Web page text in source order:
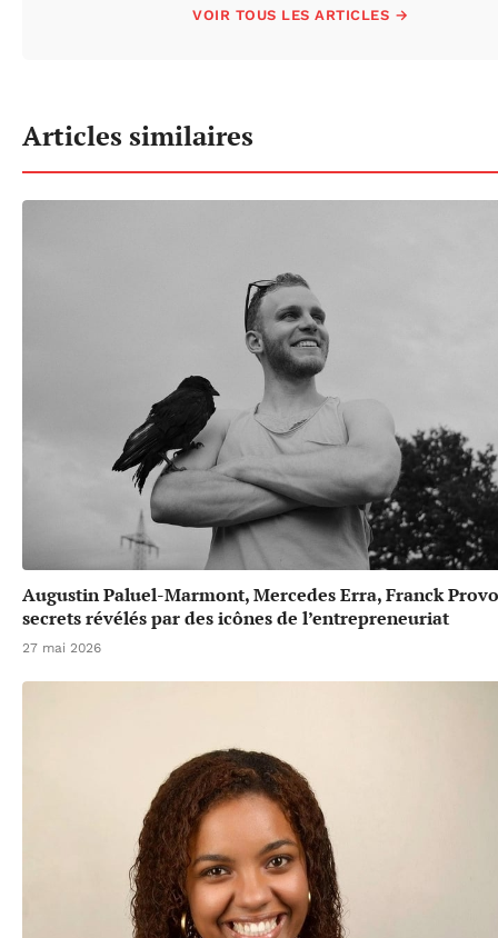
VOIR TOUS LES ARTICLES →
Articles similaires
Augustin Paluel-Marmont, Mercedes Erra, Franck
secrets révélés par des icônes de l’entrepreneuriat
27 mai 2026